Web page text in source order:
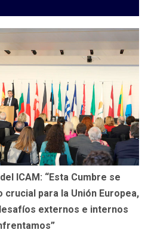
ICAM: “Esta Cumbre se
para la Unión Europea,
externos e internos